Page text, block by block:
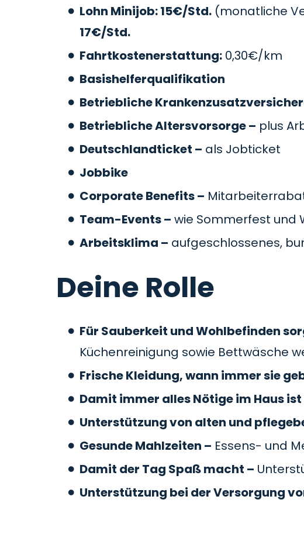
Lohn Minijob: 15€/Std. (monatliche
17€/Std.
Fahrtkostenerstattung: 0,30€/km
Basishelferqualifikation
Betriebliche
Betriebliche Altersvorsorge – plus
Deutschlandticket – als Jobticket
Jobbike
Corporate Benefits –
Team-Events – wie Sommerfest und
Arbeitsklima – aufgeschlossenes,
Deine Rolle
Für Sauberkeit und Wohlbefinden
Küchenreinigung sowie Bettwäsche
Frische Kleidung, wann immer sie
Damit immer alles Nötige im Haus ist
Unterstützung von alten und
Gesunde Mahlzeiten – Essens- und
Damit der Tag Spaß macht –
Unterstützung bei der Versorgung